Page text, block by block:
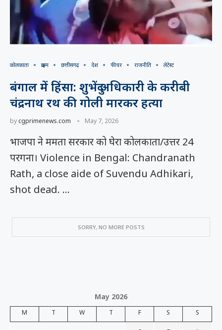
कोलकाता क्राइम छत्तीसगढ़ देश फीचर राजनीति लेटेस्ट
बंगाल में हिंसा: शुभेंदु अधिकारी के करीबी
चंद्रनाथ रथ की गोली मारकर हत्या
bycgprimenews.com May 7, 2026
भाजपा ने ममता सरकार को घेरा कोलकाता/उत्तर 24
परगना। Violence in Bengal: Chandranath
Rath, a close aide of Suvendu Adhikari,
shot dead. …
4
5 6 7 8 9
10